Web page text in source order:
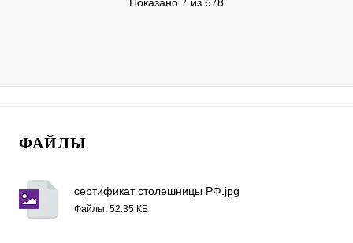
ФАЙЛЫ
сертификат столешницы РФ.jpg
Файлы, 52.35 КБ